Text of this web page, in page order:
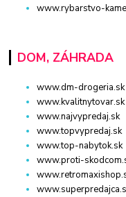
www.rybarstvo-
DOM, ZÁHRADA
www.dm-drogeria.sk
www.kvalitnytovar.sk
www.najvypredaj.sk
www.topvypredaj.sk
www.top-nabytok.sk
www.proti-